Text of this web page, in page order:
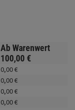
Fahrwerk
Zubehör
Merchandise
Ab Warenwert
100,00 €
0,00€
0,00€
0,00€
0,00€